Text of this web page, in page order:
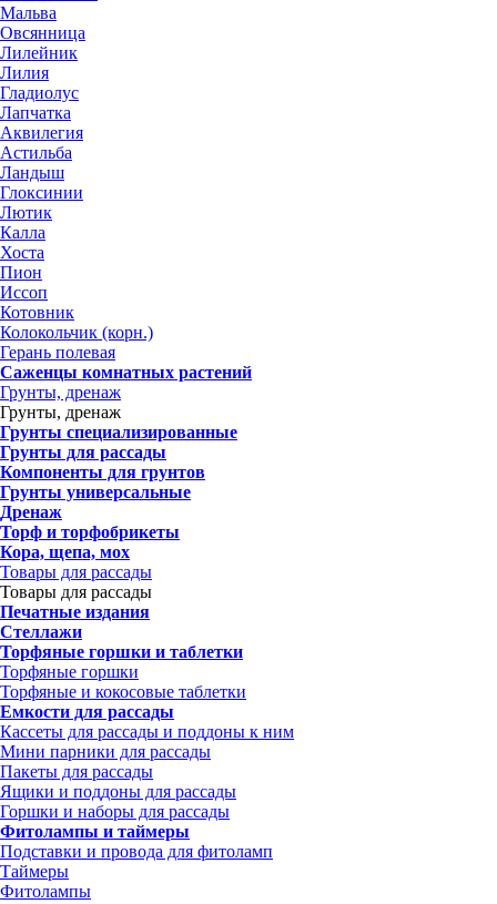
Мальва
Овсянница
Лилейник
Лилия
Гладиолус
Лапчатка
Аквилегия
Астильба
Ландыш
Глоксинии
Лютик
Калла
Хоста
Пион
Иссоп
Котовник
Колокольчик (корн.)
Герань полевая
Саженцы комнатных растений
Грунты, дренаж
Грунты, дренаж
Грунты специализированные
Грунты для рассады
Компоненты для грунтов
Грунты универсальные
Дренаж
Торф и торфобрикеты
Кора, щепа, мох
Товары для рассады
Товары для рассады
Печатные издания
Стеллажи
Торфяные горшки и таблетки
Торфяные горшки
Торфяные и кокосовые таблетки
Емкости для рассады
Кассеты для рассады и поддоны к ним
Мини парники для рассады
Пакеты для рассады
Ящики и поддоны для рассады
Горшки и наборы для рассады
Фитолампы и таймеры
Подставки и провода для фитоламп
Таймеры
Фитолампы